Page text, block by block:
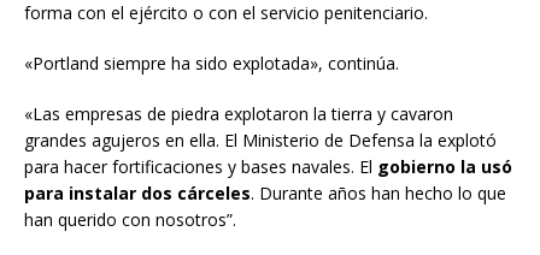
forma con el ejército o con el servicio penitenciario.
«Portland siempre ha sido explotada», continúa.
«Las empresas de piedra explotaron la tierra y cavaron
grandes agujeros en ella. El Ministerio de Defensa la explotó
para hacer fortificaciones y bases navales. El gobierno la usó
para instalar dos cárceles. Durante años han hecho lo que
han querido con nosotros”.